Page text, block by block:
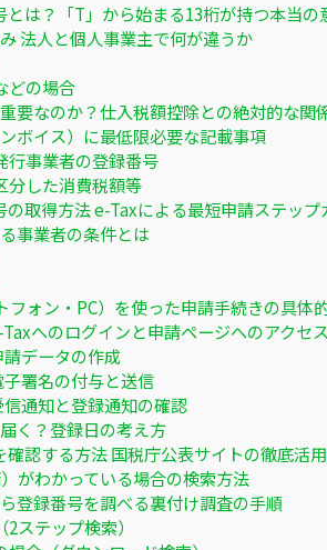
とは？「T」から始まる13桁が持つ本当の
法人と個人事業主で何が違うか
どの場合
要なのか？仕入税額控除との絶対的な関
ボイス）に最低限必要な記載事項
行事業者の登録番号
分した消費税額等
の取得方法 e-Taxによる最短申請ステップ
事業者の条件とは
フォン・PC）を使った申請手続きの具体
へのログインと申請ページへのアクセ
データの作成
署名の付与と送信
通知と登録通知の確認
く？登録日の考え方
認する方法 国税庁公表サイトの徹底活
がわかっている場合の検索方法
登録番号を調べる裏付け調査の手順
ステップ検索）